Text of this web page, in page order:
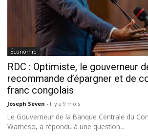
Économie
RDC : Optimiste, le gouverneur
recommande d’épargner et de
franc congolais
Joseph Seven - Il y a 9 mois
Le Gouverneur de la Banque Centrale du
Wameso, a répondu à une question...